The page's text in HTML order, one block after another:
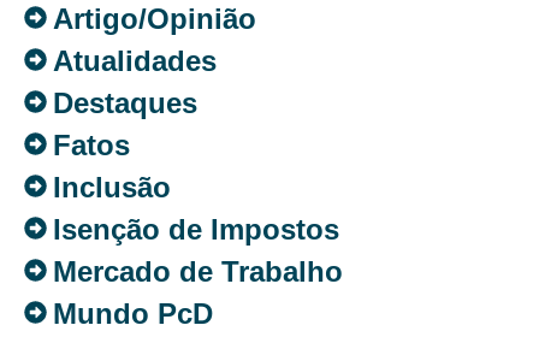
Artigo/Opinião
Atualidades
Destaques
Fatos
Inclusão
Isenção de Impostos
Mercado de Trabalho
Mundo PcD